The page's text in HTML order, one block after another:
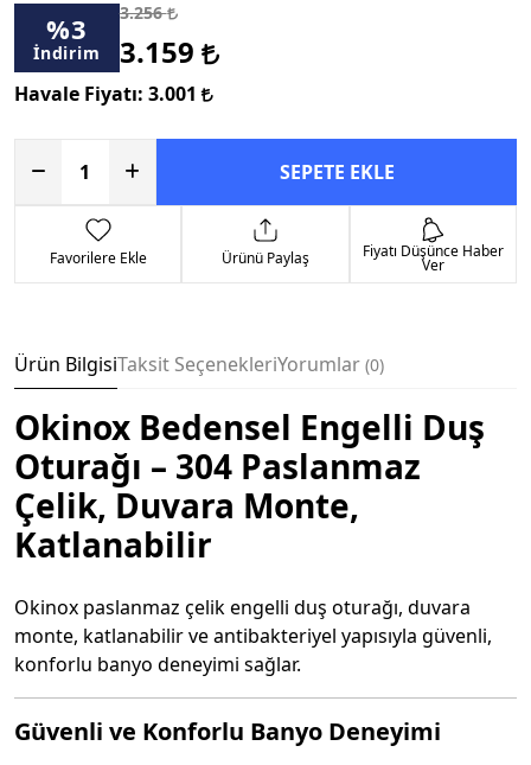
%3
İndirim
3.256
3.159
Havale Fiyatı: 3.001
SEPETE EKLE
Favorilere Ekle Ürünü Paylaş Fiyatı Düşünce Haber
Ver
Ürün BilgisiTaksit SeçenekleriYorumlar 0
Okinox Bedensel Engelli Duş
Oturağı – 304 Paslanmaz
Çelik, Duvara Monte,
Katlanabilir
Okinox paslanmaz çelik engelli duş oturağı, duvara
monte, katlanabilir ve antibakteriyel yapısıyla güvenli,
konforlu banyo deneyimi sağlar.
Güvenli ve Konforlu Banyo Deneyimi